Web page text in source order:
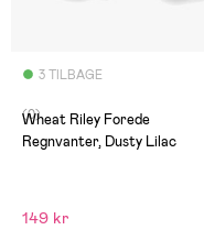
3 TILBAGE
(0)
Wheat Riley Forede
Regnvanter, Dusty Lilac
149 kr